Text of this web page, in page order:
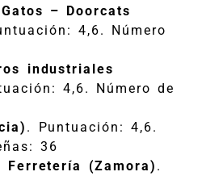
– Doorcats
4,6. Número
industriales
4,6. Número de
. Puntuación: 4,6.
36
Ferretería (Zamora) .